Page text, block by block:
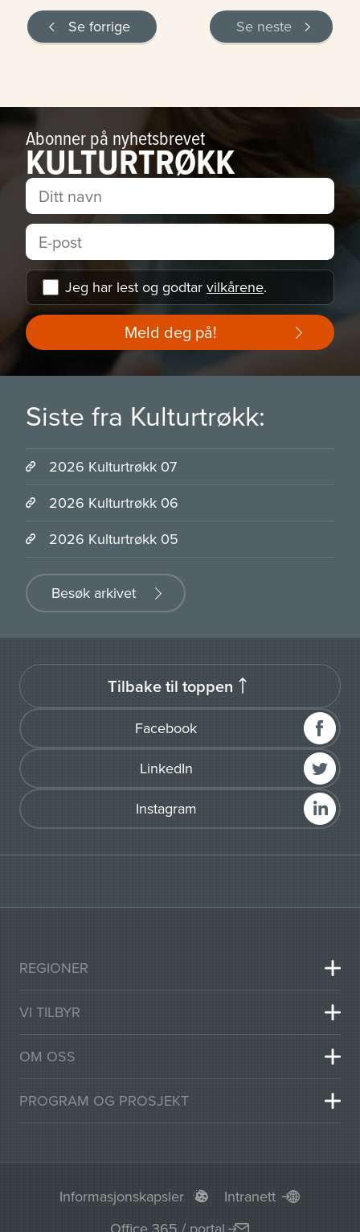
Se forrige Se neste
Abonner på nyhetsbrevet
KULTURTRØKK
Jeg har lest og godtar vilkårene.
Meld deg på!
Siste fra Kulturtrøkk:
2026 Kulturtrøkk 07
2026 Kulturtrøkk 06
2026 Kulturtrøkk 05
Besøk arkivet
Facebook
LinkedIn
Instagram
Tilbake til toppen
REGIONER
VI TILBYR
OM OSS
PROGRAM OG PROSJEKT
Informasjonskapsler
Intranett